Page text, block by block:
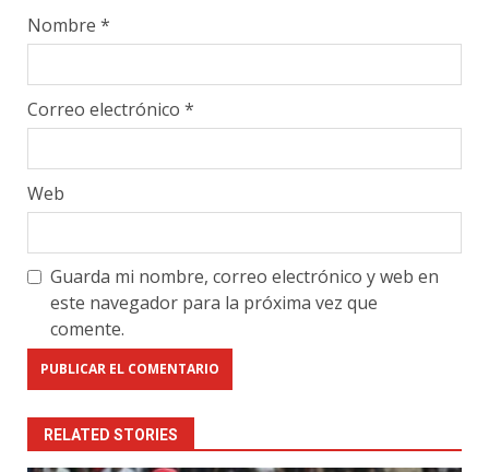
Nombre *
Correo electrónico *
Web
Guarda mi nombre, correo electrónico y web en
este navegador para la próxima vez que
comente.
RELATED STORIES